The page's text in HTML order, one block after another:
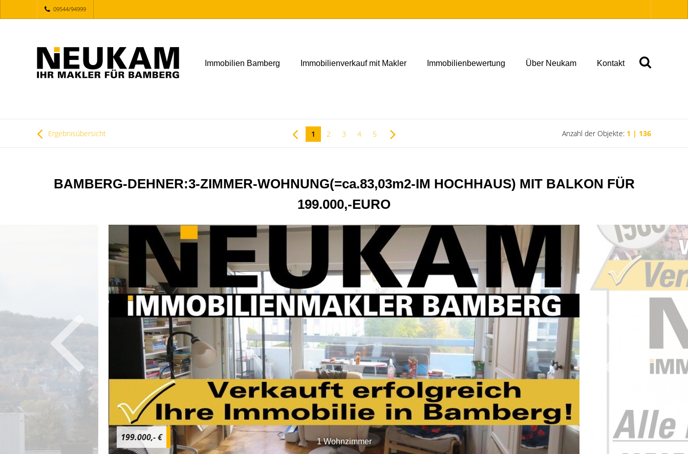
09544/94999
Immobilien Bamberg Immobilienverkauf mit Makler Immobilienbewertung Über Neukam Kontakt
Ergebnisübersicht 1 2 3 4 5 Anzahl der Objekte: 1 | 136
BAMBERG-DEHNER:3-ZIMMER-WOHNUNG(=ca.83,03m2-IM HOCHHAUS) MIT BALKON FÜR
199.000,-EURO
1 Wohnzimmer
199.000,- €